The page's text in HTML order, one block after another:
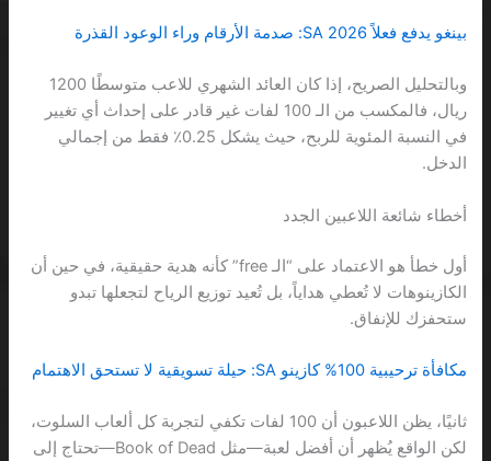
بينغو يدفع فعلاً 2026 SA: صدمة الأرقام وراء الوعود القذرة
وبالتحليل الصريح، إذا كان العائد الشهري للاعب متوسطًا 1200
ريال، فالمكسب من الـ 100 لفات غير قادر على إحداث أي تغيير
في النسبة المئوية للربح، حيث يشكل 0.25٪ فقط من إجمالي
الدخل.
أخطاء شائعة اللاعبين الجدد
أول خطأ هو الاعتماد على “الـ free” كأنه هدية حقيقية، في حين أن
الكازينوهات لا تُعطي هداياً، بل تُعيد توزيع الرياح لتجعلها تبدو
ستحفزك للإنفاق.
مكافأة ترحيبية 100% كازينو SA: حيلة تسويقية لا تستحق الاهتمام
ثانيًا، يظن اللاعبون أن 100 لفات تكفي لتجربة كل ألعاب السلوت،
لكن الواقع يُظهر أن أفضل لعبة—مثل Book of Dead—تحتاج إلى